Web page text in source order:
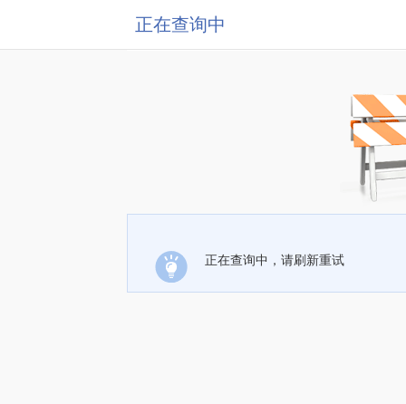
正在查询中
正在查询中，请刷新重试